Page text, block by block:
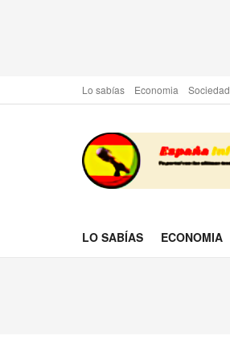
Lo sabías Economia Sociedad
LO SABÍAS ECONOMIA